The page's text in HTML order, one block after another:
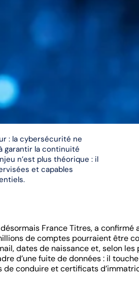
: la cybersécurité ne
garantir la continuité
n’est plus théorique : il
et capables
France Titres, a
de comptes pourraient être
dates de naissance et, selon
d’une fuite de données : il
de conduire et certificats